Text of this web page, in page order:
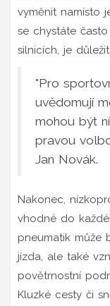
vyměnit namísto
se chystáte
silnicích, je
"Pro
uvědomují
mohou být
pravou
Jan Novák.
Nakonec,
vhodné do
pneumatik může
jízda, ale také
povětrnostní
Kluzké cesty či